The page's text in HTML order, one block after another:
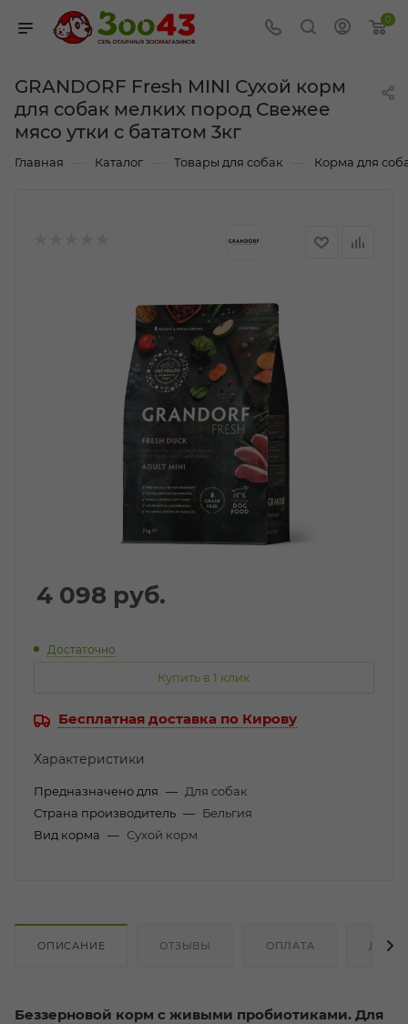
0
GRANDORF Fresh MINI Сухой корм
для собак мелких пород Свежее
мясо утки с бататом 3кг
Главная Каталог Товары для собак Корма для
4 098 руб.
Достаточно
Купить в 1 клик
Бесплатная доставка по Кирову
Характеристики
Предназначено для — Для собак
Страна производитель — Бельгия
Вид корма — Сухой корм
ОПИСАНИЕ ОТЗЫВЫ ОПЛАТА
Беззерновой корм с живыми пробиотиками. Для